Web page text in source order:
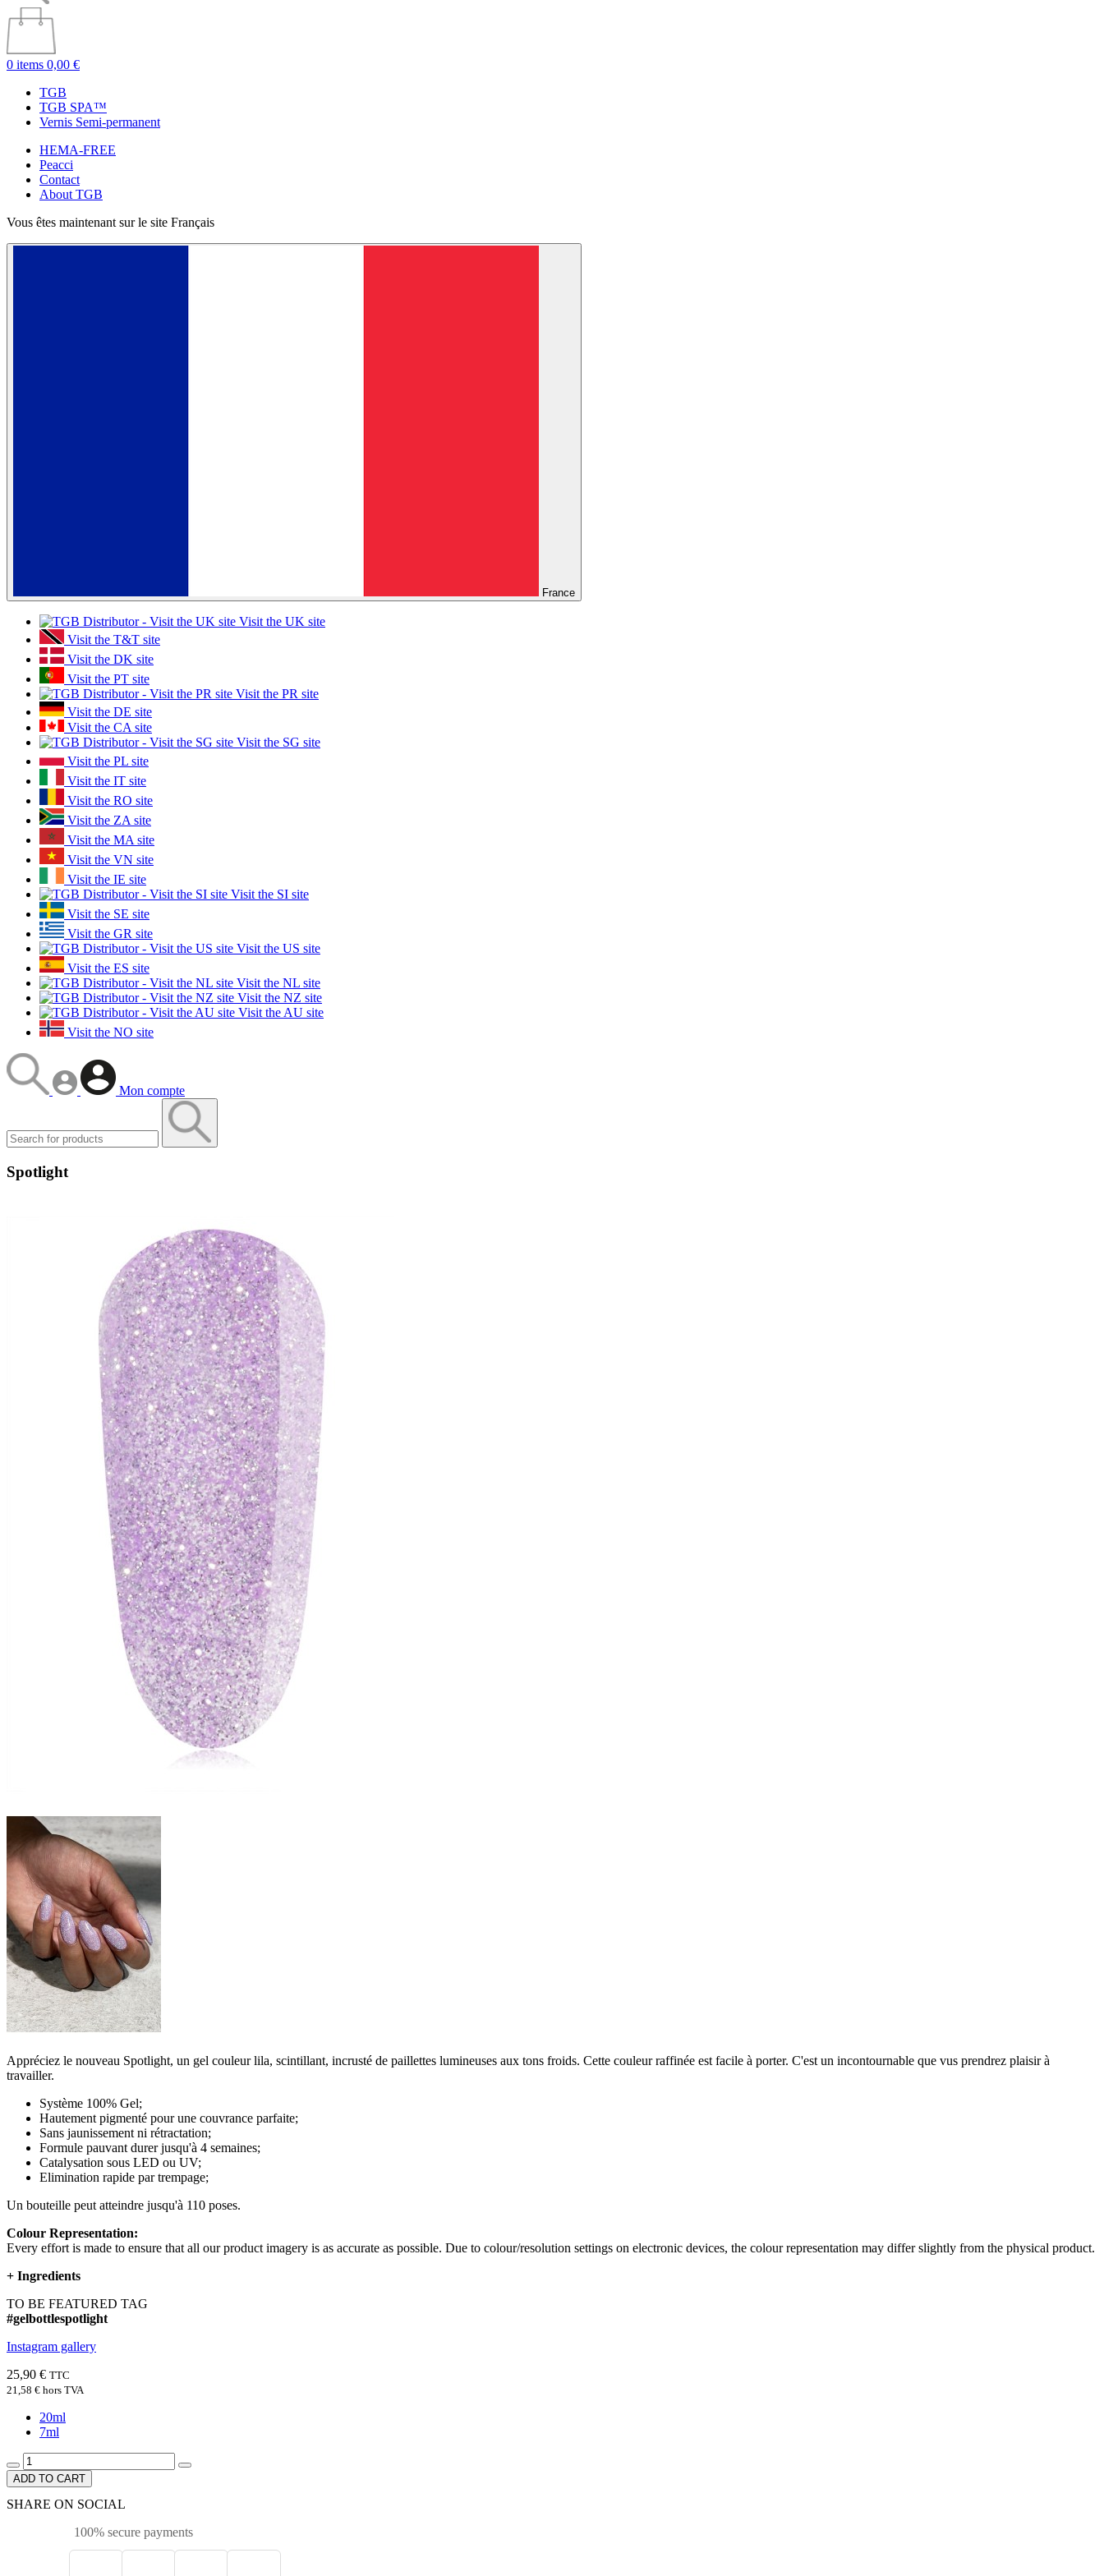
0 items 0,00 €
TGB
TGB SPA™
Vernis Semi-permanent
HEMA-FREE
Peacci
Contact
About TGB
Vous êtes maintenant sur le site Français
France
Visit the UK site
Visit the T&T site
Visit the DK site
Visit the PT site
Visit the PR site
Visit the DE site
Visit the CA site
Visit the SG site
Visit the PL site
Visit the IT site
Visit the RO site
Visit the ZA site
Visit the MA site
Visit the VN site
Visit the IE site
Visit the SI site
Visit the SE site
Visit the GR site
Visit the US site
Visit the ES site
Visit the NL site
Visit the NZ site
Visit the AU site
Visit the NO site
Mon compte
Spotlight
Appréciez le nouveau Spotlight, un gel couleur lila, scintillant, incrusté de paillettes lumineuses aux tons froids. Cette couleur raffinée est facile à porter. C'est un incontournable que vus prendrez plaisir à
travailler.
Système 100% Gel;
Hautement pigmenté pour une couvrance parfaite;
Sans jaunissement ni rétractation;
Formule pauvant durer jusqu'à 4 semaines;
Catalysation sous LED ou UV;
Elimination rapide par trempage;
Un bouteille peut atteindre jusqu'à 110 poses.
Colour Representation:
Every effort is made to ensure that all our product imagery is as accurate as possible. Due to colour/resolution settings on electronic devices, the colour representation may differ slightly from the physical product.
+ Ingredients
TO BE FEATURED TAG
#gelbottlespotlight
Instagram gallery
25,90 € TTC
21,58 € hors TVA
20ml
7ml
ADD TO CART
SHARE ON SOCIAL
100% secure payments